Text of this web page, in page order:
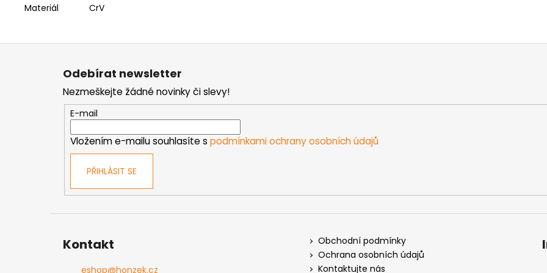
Materiál
CrV
Z
Odebírat newsletter
Nezmeškejte žádné novinky či slevy!
E-mail
Vložením e-mailu souhlasíte s podmínkami ochrany osobních údajů
PŘIHLÁSIT SE
Kontakt
eshop@honzek.cz
Obchodní podmínky
Ochrana osobních údajů
Kontaktujte nás